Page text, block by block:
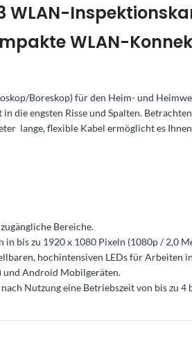
WLAN-
WLAN-
Boreskop) für den Heim- und
die engsten Risse und Spalten.
lange, flexible Kabel ermöglicht es
Bereiche.
bis zu 1920 x 1080 Pixeln (1080p / 2,0
hochintensiven LEDs für Arbeiten
und Android Mobilgeräten.
Nutzung eine Betriebszeit von bis zu 4